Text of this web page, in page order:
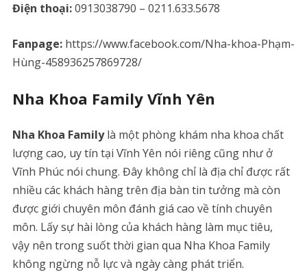
Điện thoại:0913038790 – 0211.633.5678
Fanpage:https://www.facebook.com/Nha-khoa-Phạm-
Hùng-458936257869728/
Nha Khoa Family Vĩnh Yên
Nha Khoa Familylà một phòng khám nha khoa chất
lượng cao, uy tín tại Vĩnh Yên nói riêng cũng như ở
Vĩnh Phúc nói chung. Đây không chỉ là địa chỉ được rất
nhiều các khách hàng trên địa bàn tin tưởng mà còn
được giới chuyên môn đánh giá cao về tính chuyên
môn. Lấy sự hài lòng của khách hàng làm mục tiêu,
vậy nên trong suốt thời gian qua Nha Khoa Family
không ngừng nỗ lực và ngày càng phát triển.